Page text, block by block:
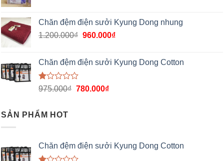
Chăn đệm điện sưởi Kyung Dong nhung
1.200.000₫ 960.000₫
Chăn đệm điện sưởi Kyung Dong Cotton
Được
1.00
5
975.000₫ 780.000₫
SẢN PHẨM HOT
Chăn đệm điện sưởi Kyung Dong Cotton